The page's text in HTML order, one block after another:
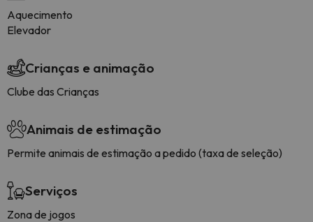
Aquecimento
Elevador
Crianças e animação
Clube das Crianças
Animais de estimação
Permite animais de estimação a pedido (taxa de seleção)
Serviços
Zona de jogos